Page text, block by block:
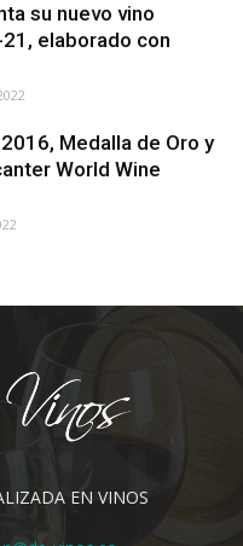
su nuevo vino
elaborado con
Medalla de Oro y
World Wine
EN VINOS